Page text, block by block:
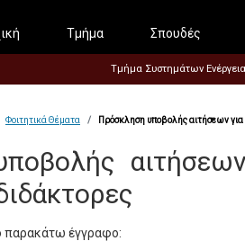
Τμήμα Σπουδές
Τμήμα Συστημάτων
Φοιτητικά Θέματα Πρόσκληση υποβολής αιτήσεων
παρακάτω έγγραφο: